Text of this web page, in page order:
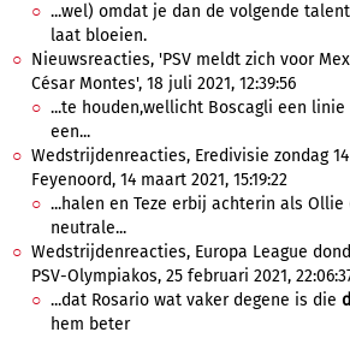
...wel) omdat je dan de volgende
laat bloeien.
Nieuwsreacties, 'PSV meldt zich voor
César Montes', 18 juli 2021, 12:39:56
...te houden,wellicht Boscagli een linie
een...
Wedstrijdenreacties, Eredivisie zondag 14
Feyenoord, 14 maart 2021, 15:19:22
...halen en Teze erbij achterin als Ollie
neutrale...
Wedstrijdenreacties, Europa League
PSV-Olympiakos, 25 februari 2021,
...dat Rosario wat vaker degene is die
hem beter